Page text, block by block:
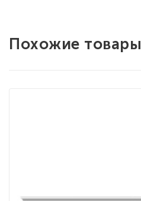
Похожие товары